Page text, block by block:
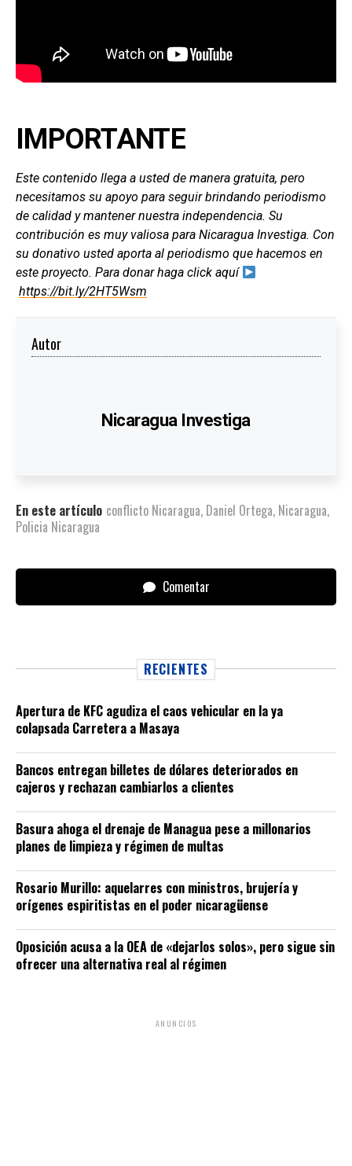
IMPORTANTE
Este contenido llega a usted de manera gratuita, pero
necesitamos su apoyo para seguir brindando periodismo
de calidad y mantener nuestra independencia. Su
contribución es muy valiosa para Nicaragua Investiga. Con
su donativo usted aporta al periodismo que hacemos en
este proyecto. Para donar haga click aquí
https://bit.ly/2HT5Wsm
Autor
Nicaragua Investiga
En este artículo conflicto Nicaragua, Daniel Ortega, Nicaragua,
Policia Nicaragua
Comentar
RECIENTES
Apertura de KFC agudiza el caos vehicular en la ya
colapsada Carretera a Masaya
Bancos entregan billetes de dólares deteriorados en
cajeros y rechazan cambiarlos a clientes
Basura ahoga el drenaje de Managua pese a millonarios
planes de limpieza y régimen de multas
Rosario Murillo: aquelarres con ministros, brujería y
orígenes espiritistas en el poder nicaragüense
Oposición acusa a la OEA de «dejarlos solos», pero sigue sin
ofrecer una alternativa real al régimen
ANUNCIOS